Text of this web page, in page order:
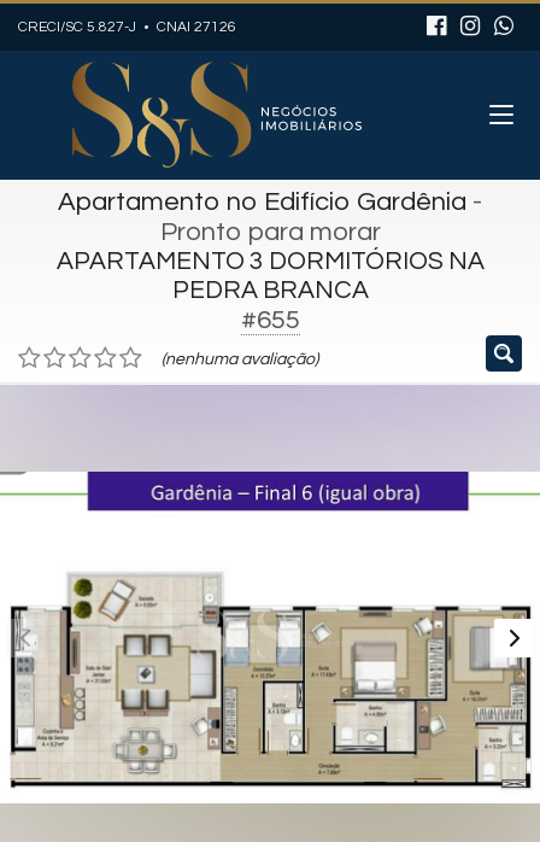
CRECI/SC 5.827-J • CNAI 27126
Apartamento no Edifício Gardênia -
Pronto para morar
APARTAMENTO 3 DORMITÓRIOS NA
PEDRA BRANCA
#655
(nenhuma avaliação)